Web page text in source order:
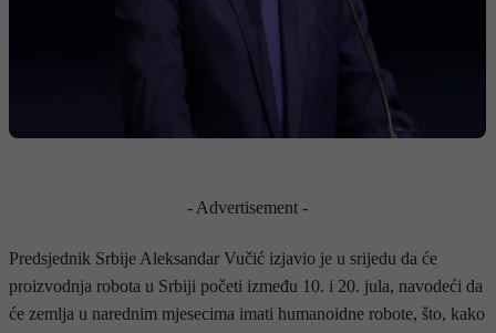
- Advertisement -
Predsjednik Srbije Aleksandar Vučić izjavio je u srijedu da će
proizvodnja robota u Srbiji početi između 10. i 20. jula, navodeći da
će zemlja u narednim mjesecima imati humanoidne robote, što, kako